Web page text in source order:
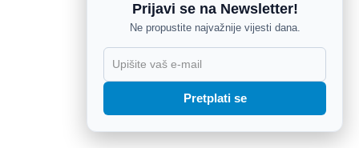
Prijavi se na Newsletter!
Ne propustite najvažnije vijesti dana.
Pretplati se